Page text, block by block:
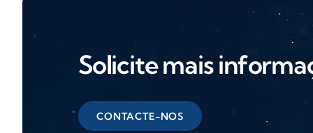
Solicite mais
CONTACTE-NOS